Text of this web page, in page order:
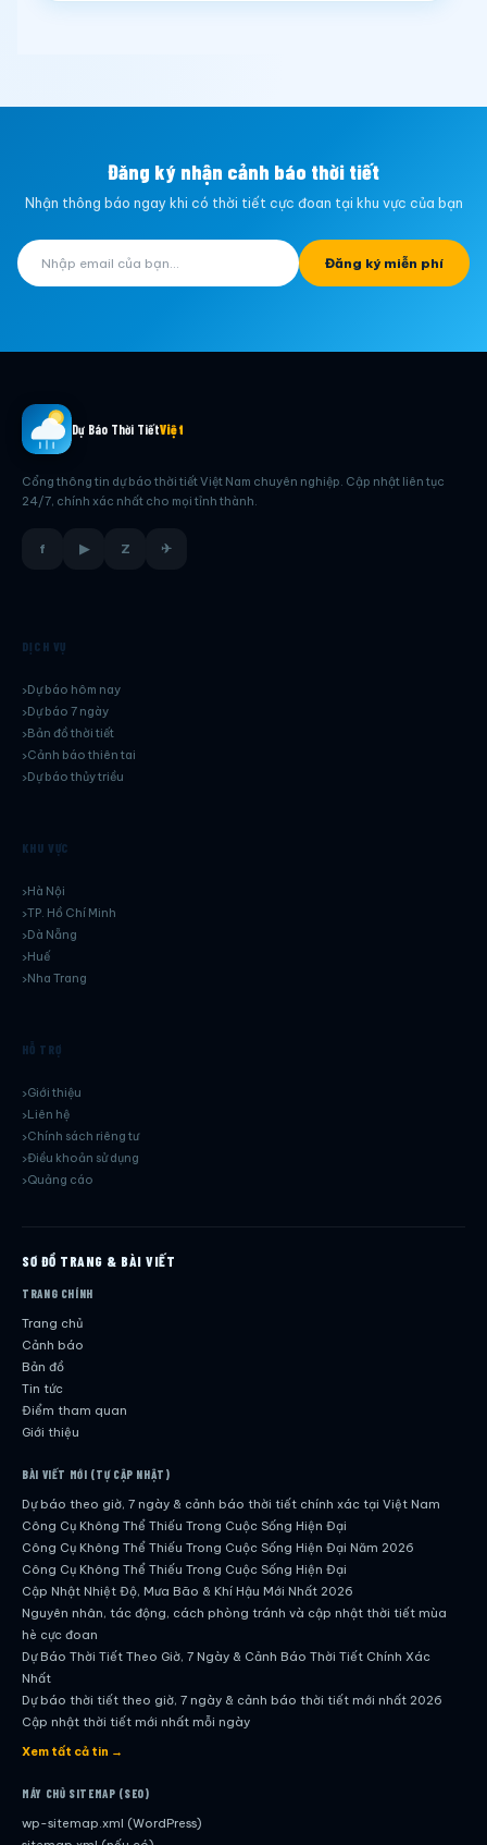
Đăng ký nhận cảnh báo thời tiết
Nhận thông báo ngay khi có thời tiết cực đoan tại khu vực của bạn
Đăng ký miễn phí
Dự Báo Thời TiếtViệt
Cổng thông tin dự báo thời tiết Việt Nam chuyên nghiệp. Cập nhật liên tục
24/7, chính xác nhất cho mọi tỉnh thành.
f ▶ Z ✈
DỊCH VỤ
Dự báo hôm nay
Dự báo 7 ngày
Bản đồ thời tiết
Cảnh báo thiên tai
Dự báo thủy triều
KHU VỰC
Hà Nội
TP. Hồ Chí Minh
Dà Nẵng
Huế
Nha Trang
HỖ TRỢ
Giới thiệu
Liên hệ
Chính sách riêng tư
Điều khoản sử dụng
Quảng cáo
SƠ ĐỒ TRANG & BÀI VIẾT
TRANG CHÍNH
Trang chủ
Cảnh báo
Bản đồ
Tin tức
Điểm tham quan
Giới thiệu
BÀI VIẾT MỚI (TỰ CẬP NHẬT)
Dự báo theo giờ, 7 ngày & cảnh báo thời tiết chính xác tại Việt Nam
Công Cụ Không Thể Thiếu Trong Cuộc Sống Hiện Đại
Công Cụ Không Thể Thiếu Trong Cuộc Sống Hiện Đại Năm 2026
Công Cụ Không Thể Thiếu Trong Cuộc Sống Hiện Đại
Cập Nhật Nhiệt Độ, Mưa Bão & Khí Hậu Mới Nhất 2026
Nguyên nhân, tác động, cách phòng tránh và cập nhật thời tiết mùa
hè cực đoan
Dự Báo Thời Tiết Theo Giờ, 7 Ngày & Cảnh Báo Thời Tiết Chính Xác
Nhất
Dự báo thời tiết theo giờ, 7 ngày & cảnh báo thời tiết mới nhất 2026
Cập nhật thời tiết mới nhất mỗi ngày
Hướng dẫn đầy đủ về dự báo thời tiết hiện đại
Dự Báo Thời Tiết Theo Giờ, 7 Ngày & Cảnh Báo Thời Tiết Chính Xác
Công Cụ Không Thể Thiếu Trong Cuộc Sống Hiện Đại
Xem tất cả tin →
MÁY CHỦ SITEMAP (SEO)
wp-sitemap.xml (WordPress)